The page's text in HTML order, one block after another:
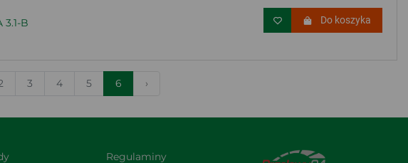
3.1-B
Do koszyka
3 4 5 6 ›
Regulaminy